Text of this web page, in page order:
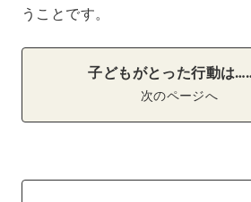
うことです。
子どもがとった行動は
次のページへ